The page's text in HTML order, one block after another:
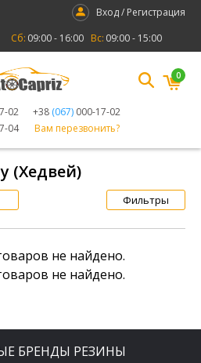
Вход / Регистрация
Сб: 09:00 - 16:00 Вс: 09:00 - 15:00
02 +38 (067) 000-17-02
04 Вам перезвонить?
0
(Хедвей)
Фильтры
не найдено.
не найдено.
БРЕНДЫ РЕЗИНЫ